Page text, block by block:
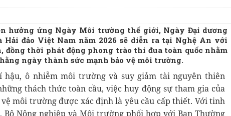
hưởng ứng Ngày Môi trường thế giới, Ngày Đại dương
đảo Việt Nam năm 2026 sẽ diễn ra tại Nghệ An với
đồng thời phát động phong trào thi đua toàn quốc nhằm
ngày thành sức mạnh bảo vệ môi trường.
hậu, ô nhiễm môi trường và suy giảm tài nguyên thiên
thách thức toàn cầu, việc huy động sự tham gia của
vệ môi trường được xác định là yêu cầu cấp thiết. Với tinh
Bộ Nông nghiệp và Môi trường phối hợp với Ban Thường